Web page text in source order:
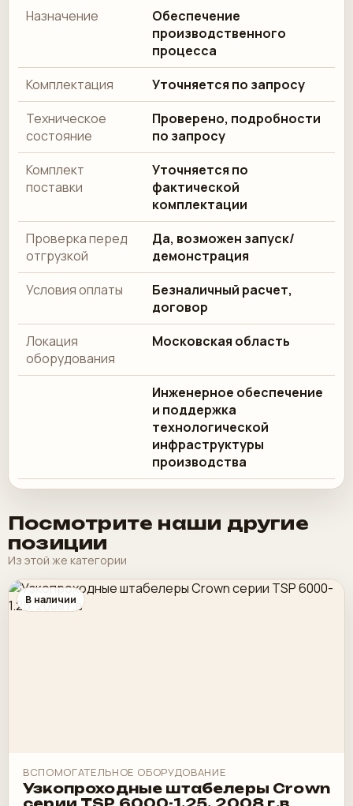
Назначение
Обеспечение
производственного
процесса
Комплектация
Уточняется по запросу
Техническое
состояние
Проверено, подробности
по запросу
Комплект
поставки
Уточняется по
фактической
комплектации
Проверка перед
отгрузкой
Да, возможен запуск/
демонстрация
Условия оплаты
Безналичный расчет,
договор
Локация
оборудования
Московская область
Инженерное обеспечение
и поддержка
технологической
инфраструктуры
производства
Посмотрите наши другие
позиции
Из этой же категории
В наличии
ВСПОМОГАТЕЛЬНОЕ ОБОРУДОВАНИЕ
Узкопроходные штабелеры Crown